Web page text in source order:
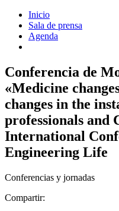
Inicio
Sala de prensa
Agenda
Conferencia de
«Medicine
changes in the
professionals and
International
Engineering Life
Conferencias y jornadas
Compartir: